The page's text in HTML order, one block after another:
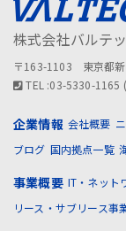
株式会社バルテ
〒163-1103 東京都新
TEL :03-5330-1165
企業情報 会社概要
ブログ 国内拠点一覧
事業概要 IT・ネット
リース・サブリース事